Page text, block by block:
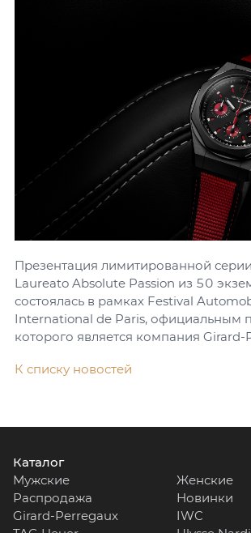
Презентация лимитированной
Laureato Absolute Passion из 50
состоялась в рамках Festival
International de Paris, официальным
которого является компания Girard-
К списку новостей
Каталог
Мужские
Женские
Распродажа
Новинки
Girard-Perregaux
IWC